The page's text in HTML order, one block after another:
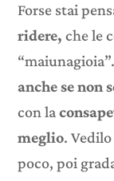
Forse stai
ridere, che le
anche se non
con la
meglio.
poco, poi